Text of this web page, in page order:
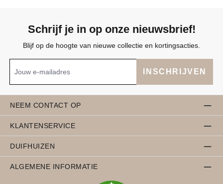
Schrijf je in op onze nieuwsbrief!
Blijf op de hoogte van nieuwe collectie en kortingsacties.
INSCHRIJVEN
NEEM CONTACT OP
KLANTENSERVICE
DUIFHUIZEN
ALGEMENE INFORMATIE